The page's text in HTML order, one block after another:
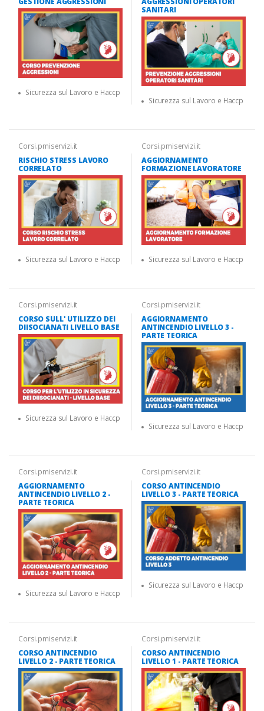
Sicurezza sul Lavoro e Haccp
SANITARI
Sicurezza sul Lavoro e Haccp
Corsi.pmiservizi.it
RISCHIO STRESS LAVORO
CORRELATO
Sicurezza sul Lavoro e Haccp
Corsi.pmiservizi.it
AGGIORNAMENTO
FORMAZIONE LAVORATORE
Sicurezza sul Lavoro e Haccp
Corsi.pmiservizi.it
CORSO SULL' UTILIZZO DEI
DIISOCIANATI LIVELLO BASE
Sicurezza sul Lavoro e Haccp
Corsi.pmiservizi.it
AGGIORNAMENTO
ANTINCENDIO LIVELLO 3 -
PARTE TEORICA
Sicurezza sul Lavoro e Haccp
Corsi.pmiservizi.it
AGGIORNAMENTO
ANTINCENDIO LIVELLO 2 -
PARTE TEORICA
Sicurezza sul Lavoro e Haccp
Corsi.pmiservizi.it
CORSO ANTINCENDIO
LIVELLO 3 - PARTE TEORICA
Sicurezza sul Lavoro e Haccp
Corsi.pmiservizi.it
CORSO ANTINCENDIO
LIVELLO 2 - PARTE TEORICA
Corsi.pmiservizi.it
CORSO ANTINCENDIO
LIVELLO 1 - PARTE TEORICA